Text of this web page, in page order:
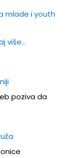
mlade i youth
više…
poziva da